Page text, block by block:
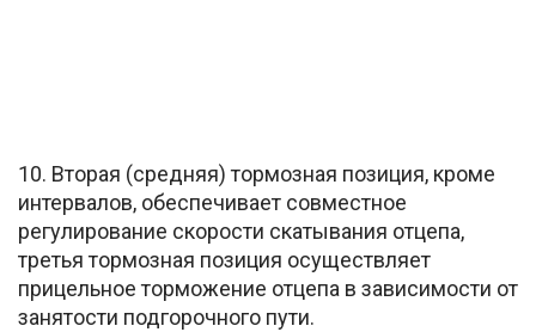
10. Вторая (средняя) тормозная позиция, кроме
интервалов, обеспечивает совместное
регулирование скорости скатывания отцепа,
третья тормозная позиция осуществляет
прицельное торможение отцепа в зависимости от
занятости подгорочного пути.